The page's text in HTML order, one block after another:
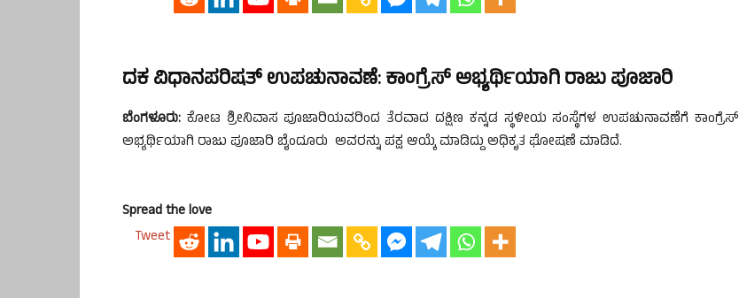
ದಕವಿಧಾನಪರಿಷತ್ಉಪಚುನಾವಣೆ:ಕಾಂಗ್ರೆಸ್ಅಭ್ಯರ್ಥಿಯಾಗಿರಾಜು ಪೂಜಾರಿ
ಬೆಂಗಳೂರು: ಕೋಟ ಶ್ರೀನಿವಾಸ ಪೂಜಾರಿಯವರಿಂದ ತೆರವಾದ ದಕ್ಷಿಣ ಕನ್ನಡ ಸ್ಥಳೀಯ ಸಂಸ್ಥೆಗಳ ಉಪಚುನಾವಣೆಗೆ ಕಾಂಗ್ರೆಸ್
ಅಭ್ಯರ್ಥಿಯಾಗಿ ರಾಜು ಪೂಜಾರಿ ಬೈಂದೂರು ಅವರನ್ನು ಪಕ್ಷ ಆಯ್ಕೆ ಮಾಡಿದ್ದು ಅಧಿಕೃತ ಘೋಷಣೆ ಮಾಡಿದೆ.
Spread the love
Tweet